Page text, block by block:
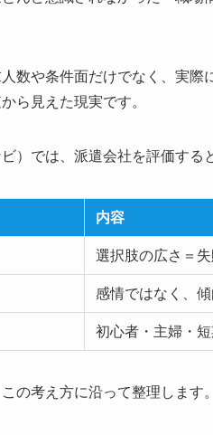
数や条件面だけでなく、実
ら見えた現実です。
）では、派遣会社を評価する
内容
選択肢の広さ＝
感情ではなく、
初心者・主婦・
の考え方に沿って整理します。